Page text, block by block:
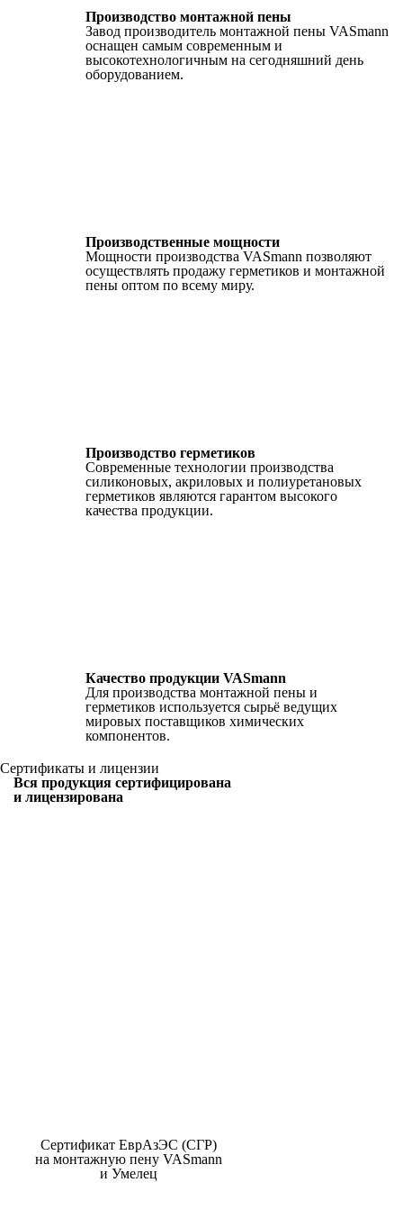
Производство монтажной пены
Завод производитель монтажной пены VASmann
оснащен самым современным и
высокотехнологичным на сегодняшний день
оборудованием.
Производственные мощности
Мощности производства VASmann позволяют
осуществлять продажу герметиков и монтажной
пены оптом по всему миру.
Производство герметиков
Современные технологии производства
силиконовых, акриловых и полиуретановых
герметиков являются гарантом высокого
качества продукции.
Качество продукции VASmann
Для производства монтажной пены и
герметиков используется сырьё ведущих
мировых поставщиков химических
компонентов.
Сертификаты и лицензии
Вся продукция сертифицирована
и лицензирована
Сертификат ЕврАзЭС (СГР)
на монтажную пену VASmann
и Умелец